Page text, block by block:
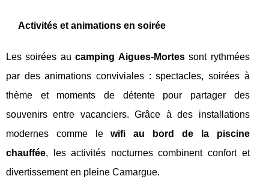
Activités et animations en soirée
Les soirées aucamping Aigues-Mortessont rythmées
par des animations conviviales : spectacles, soirées à
thème et moments de détente pour partager des
souvenirs entre vacanciers. Grâce à des installations
modernes comme lewifi au bord de la piscine
chauffée, les activités nocturnes combinent confort et
divertissement en pleine Camargue.